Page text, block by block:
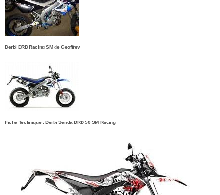
Derbi DRD Racing SM de Geoffrey
Fiche Technique : Derbi Senda DRD 50 SM Racing